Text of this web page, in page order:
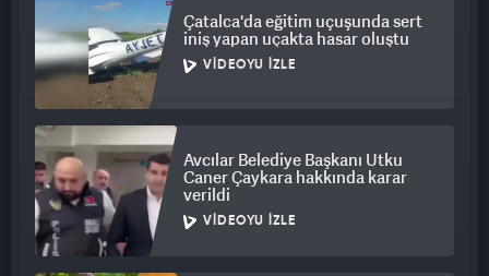
Çatalca'da eğitim uçuşunda sert
iniş yapan uçakta hasar oluştu
VIDEOYU İZLE
Avcılar Belediye Başkanı Utku
Caner Çaykara hakkında karar
verildi
VIDEOYU İZLE